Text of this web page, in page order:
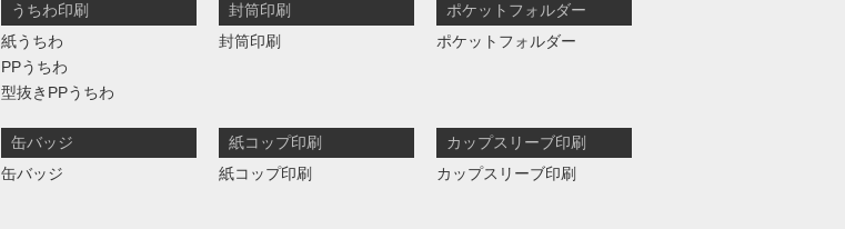
うちわ印刷
紙うちわ
PPうちわ
型抜きPPうちわ
封筒印刷
封筒印刷
ポケットフォルダー
ポケットフォルダー
缶バッジ
缶バッジ
紙コップ印刷
紙コップ印刷
カップスリーブ印刷
カップスリーブ印刷